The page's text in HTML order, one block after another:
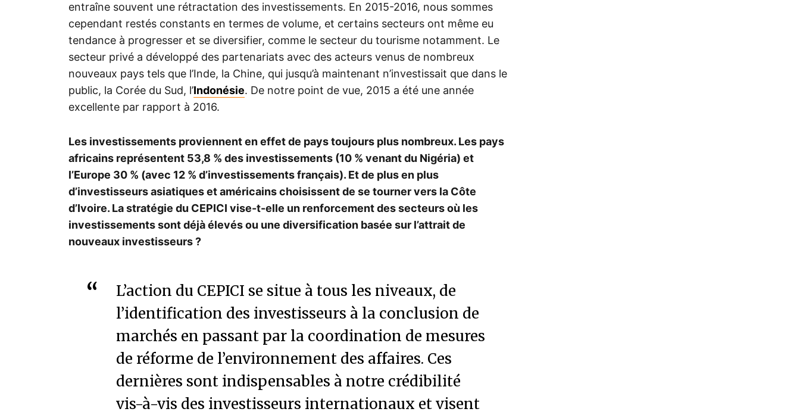
entraîne souvent une rétractation des investissements. En 2015-2016, nous sommes
cependant restés constants en termes de volume, et certains secteurs ont même eu
tendance à progresser et se diversifier, comme le secteur du tourisme notamment. Le
secteur privé a développé des partenariats avec des acteurs venus de nombreux
nouveaux pays tels que l’Inde, la Chine, qui jusqu’à maintenant n’investissait que dans le
public, la Corée du Sud, l’Indonésie. De notre point de vue, 2015 a été une année
excellente par rapport à 2016.
Les investissements proviennent en effet de pays toujours plus nombreux. Les pays
africains représentent 53,8 % des investissements (10 % venant du Nigéria) et
l’Europe 30 % (avec 12 % d’investissements français). Et de plus en plus
d’investisseurs asiatiques et américains choisissent de se tourner vers la Côte
d’Ivoire. La stratégie du CEPICI vise-t-elle un renforcement des secteurs où les
investissements sont déjà élevés ou une diversification basée sur l’attrait de
nouveaux investisseurs ?
L’action du CEPICI se situe à tous les niveaux, de
l’identification des investisseurs à la conclusion de
marchés en passant par la coordination de mesures
de réforme de l’environnement des affaires. Ces
dernières sont indispensables à notre crédibilité
vis-à-vis des investisseurs internationaux et visent